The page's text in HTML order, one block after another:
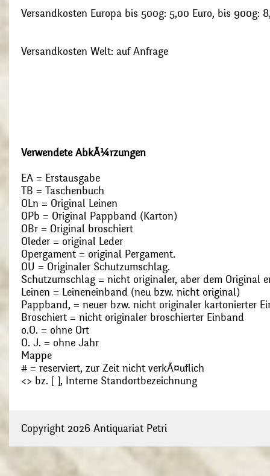
Versandkosten Europa bis 500g: 5,00 Euro, bis 900g:
Versandkosten Welt: auf Anfrage
Verwendete AbkÃ¼rzungen
EA = Erstausgabe
TB = Taschenbuch
OLn = Original Leinen
OPb = Original Pappband (Karton)
OBr = Original broschiert
Oleder = original Leder
Opergament = original Pergament.
OU = Originaler Schutzumschlag.
Schutzumschlag = nicht originaler, aber dem Original
Leinen = Leineneinband (neu bzw. nicht original)
Pappband, = neuer bzw. nicht originaler kartonierter
Broschiert = nicht originaler broschierter Einband
o.O. = ohne Ort
O. J. = ohne Jahr
Mappe
# = reserviert, zur Zeit nicht verkÃ¤uflich
<> bz. [ ], Interne Standortbezeichnung
Copyright 2026 Antiquariat Petri